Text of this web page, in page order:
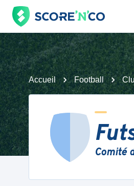
Accueil Football
Comité